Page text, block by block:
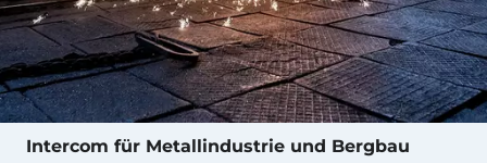
Intercom für Metallindustrie und Bergbau